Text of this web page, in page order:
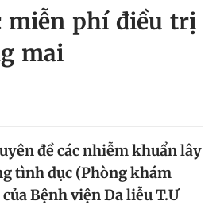
Tin 360
miễn phí điều trị
mai
đề các nhiễm khuẩn lây
tình dục (Phòng khám
Bệnh viện Da liễu T.Ư